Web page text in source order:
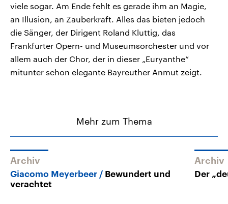
viele sogar. Am Ende fehlt es gerade ihm an Magie,
an Illusion, an Zauberkraft. Alles das bieten jedoch
die Sänger, der Dirigent Roland Kluttig, das
Frankfurter Opern- und Museumsorchester und vor
allem auch der Chor, der in dieser „Euryanthe“
mitunter schon elegante Bayreuther Anmut zeigt.
Mehr zum Thema
Archiv
Giacomo Meyerbeer
Bewundert und
verachtet
Archiv
Der